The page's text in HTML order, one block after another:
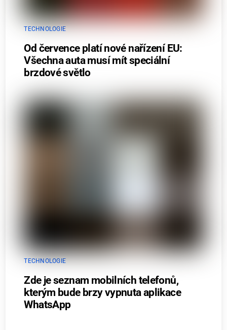
TECHNOLOGIE
Od července platí nové nařízení EU:
Všechna auta musí mít speciální
brzdové světlo
TECHNOLOGIE
Zde je seznam mobilních telefonů,
kterým bude brzy vypnuta aplikace
WhatsApp